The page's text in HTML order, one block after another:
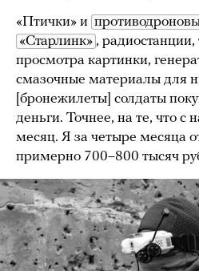
«Птички» и
«Старлинк» ,
просмотра картинки,
смазочные материалы для
[бронежилеты] солдаты
деньги. Точнее, на те, что с
месяц. Я за четыре месяца
примерно 700–800 тысяч